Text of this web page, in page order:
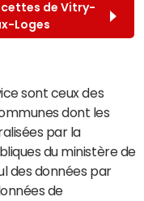
de Vitry-
Loges
sont ceux des
dont les
par la
du ministère de
des données par
de